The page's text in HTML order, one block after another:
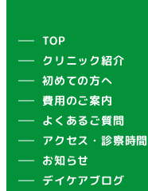
TOP
クリニック紹介
初めての方へ
費用のご案内
よくあるご質問
アクセス・診察時間
お知らせ
デイケアブログ